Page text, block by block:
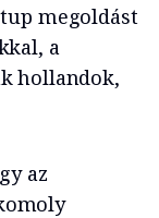
megoldást
a
hollandok,
az